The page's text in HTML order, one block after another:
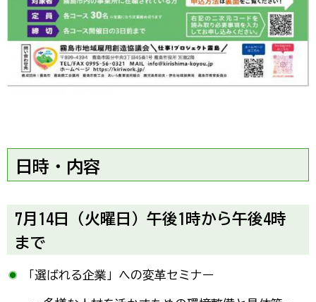
日時・内容
7月14日（火曜日）午後1時から午後4時
まで
「選ばれる企業」への変革セミナー